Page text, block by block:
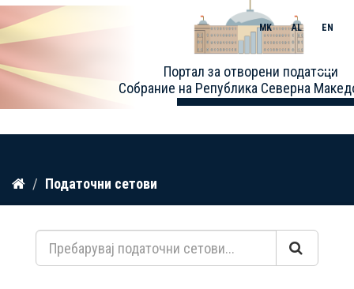
Прескокнете
содржина
Портал за отворени податоци
Собрание на Република Северна
MK AL EN
Toggle
Податочни сетови